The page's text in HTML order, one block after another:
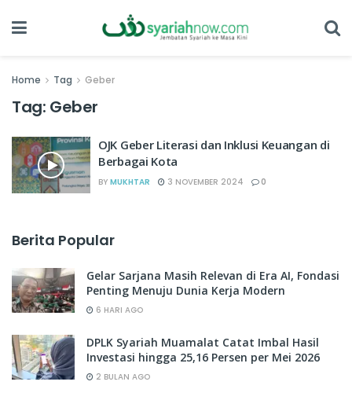
Home Tag Geber
Tag: Geber
OJK Geber Literasi dan Inklusi Keuangan di
Berbagai Kota
BY MUKHTAR 3 NOVEMBER 2024 0
Berita Popular
Gelar Sarjana Masih Relevan di Era AI, Fondasi
Penting Menuju Dunia Kerja Modern
6 HARI AGO
DPLK Syariah Muamalat Catat Imbal Hasil
Investasi hingga 25,16 Persen per Mei 2026
2 BULAN AGO